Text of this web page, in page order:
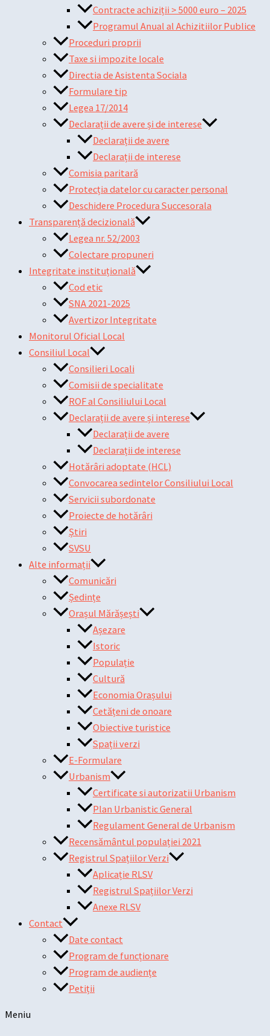
Contracte achiziții > 5000 euro – 2025
Programul Anual al Achizitiilor Publice
Proceduri proprii
Taxe si impozite locale
Directia de Asistenta Sociala
Formulare tip
Legea 17/2014
Declarații de avere și de interese
Declarații de avere
Declarații de interese
Comisia paritară
Protecția datelor cu caracter personal
Deschidere Procedura Succesorala
Transparență decizională
Legea nr. 52/2003
Colectare propuneri
Integritate instituțională
Cod etic
SNA 2021-2025
Avertizor Integritate
Monitorul Oficial Local
Consiliul Local
Consilieri Locali
Comisii de specialitate
ROF al Consiliului Local
Declarații de avere și interese
Declarații de avere
Declarații de interese
Hotărâri adoptate (HCL)
Convocarea sedintelor Consiliului Local
Servicii subordonate
Proiecte de hotărâri
Știri
SVSU
Alte informații
Comunicări
Ședințe
Orașul Mărășești
Așezare
Istoric
Populație
Cultură
Economia Orașului
Cetățeni de onoare
Obiective turistice
Spații verzi
E-Formulare
Urbanism
Certificate si autorizatii Urbanism
Plan Urbanistic General
Regulament General de Urbanism
Recensământul populației 2021
Registrul Spațiilor Verzi
Aplicație RLSV
Registrul Spațiilor Verzi
Anexe RLSV
Contact
Date contact
Program de funcționare
Program de audiențe
Petiții
Meniu